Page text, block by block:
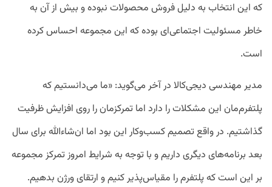
که این انتخاب به دلیل فروش محصولات نبوده و بیش از آن به
خاطر مسئولیت اجتماعی‌ای بوده که این مجموعه‌ احساس کرده
است.
مدیر مهندسی دیجی‌کالا در آخر می‌گوید: «ما می‌دانستیم که
پلتفرم‌مان این مشکلات را دارد اما تمرکزمان را روی افزایش ظرفیت
گذاشتیم. در واقع تصمیم کسب‌وکار این بود اما ان‌شاءالله برای سال
بعد برنامه‌های دیگری داریم و با توجه به شرایط امروز تمرکز مجموعه
بر این است که پلتفرم را مقیاس‌پذیر کنیم و ارتقای ورژن بدهیم.